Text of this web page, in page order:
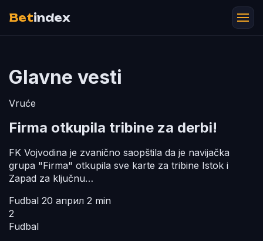
Betindex
Glavne vesti
Vruće
Firma otkupila tribine za derbi!
FK Vojvodina je zvanično saopštila da je navijačka
grupa "Firma" otkupila sve karte za tribine Istok i
Zapad za ključnu…
Fudbal 20 април 2 min
2
Fudbal